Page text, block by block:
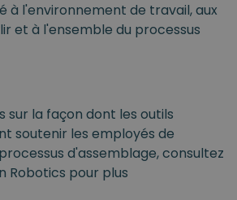
à l'environnement de travail, aux
et à l'ensemble du processus
sur la façon dont les outils
soutenir les employés de
d'assemblage, consultez
Robotics pour plus